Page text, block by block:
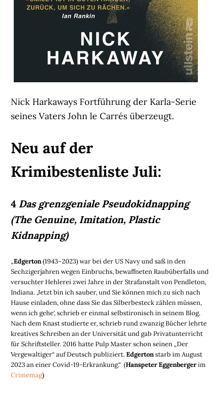
Nick Harkaways Fortführung der Karla-Serie
seines Vaters John le Carrés überzeugt.
Neu auf der
Krimibestenliste Juli:
4 Das grenzgeniale Pseudokidnapping
(The Genuine, Imitation, Plastic
Kidnapping)
„Edgerton(1943–2023) war bei der US Navy und saß in den
Sechzigerjahren wegen Einbruchs, bewaffneten Raubüberfalls und
versuchter Hehlerei zwei Jahre in der Strafanstalt von Pendleton,
Indiana. ‚Jetzt bin ich sauber, und Sie können mich zu sich nach
Hause einladen, ohne dass Sie das Silberbesteck zählen müssen,
wenn ich gehe‘, schrieb er einmal selbstironisch in seinem Blog.
Nach dem Knast studierte er, schrieb rund zwanzig Bücher lehrte
kreatives Schreiben an der Universität und gab Privatunterricht
für Schriftsteller. 2016 hatte Pulp Master schon seinen „Der
Vergewaltiger“ auf Deutsch publiziert.Edgertonstarb im August
2023 an einer Covid-19-Erkrankung.“ (Hanspeter Eggenbergerim
Crimemag)